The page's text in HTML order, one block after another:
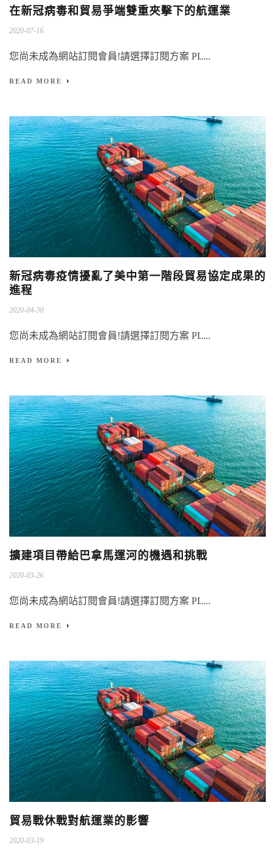
在新冠病毒和貿易爭端雙重夾擊下的航運業
2020-07-16
您尚未成為網站訂閱會員!請選擇訂閱方案 PL...
READ MORE
新冠病毒疫情擾亂了美中第一階段貿易協定成果的
進程
2020-04-30
您尚未成為網站訂閱會員!請選擇訂閱方案 PL...
READ MORE
擴建項目帶給巴拿馬運河的機遇和挑戰
2020-03-26
您尚未成為網站訂閱會員!請選擇訂閱方案 PL...
READ MORE
貿易戰休戰對航運業的影響
2020-03-19